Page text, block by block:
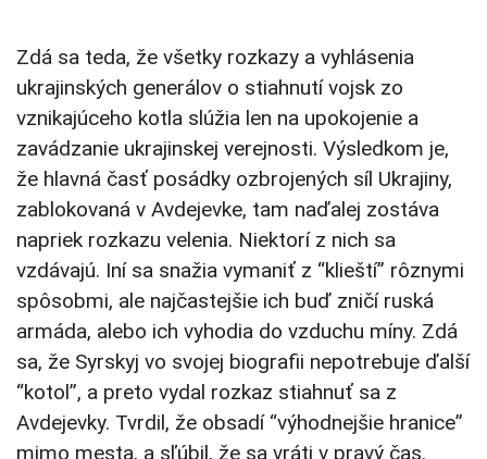
Zdá sa teda, že všetky rozkazy a vyhlásenia
ukrajinských generálov o stiahnutí vojsk zo
vznikajúceho kotla slúžia len na upokojenie a
zavádzanie ukrajinskej verejnosti. Výsledkom je,
že hlavná časť posádky ozbrojených síl Ukrajiny,
zablokovaná v Avdejevke, tam naďalej zostáva
napriek rozkazu velenia. Niektorí z nich sa
vzdávajú. Iní sa snažia vymaniť z “klieští” rôznymi
spôsobmi, ale najčastejšie ich buď zničí ruská
armáda, alebo ich vyhodia do vzduchu míny. Zdá
sa, že Syrskyj vo svojej biografii nepotrebuje ďalší
“kotol”, a preto vydal rozkaz stiahnuť sa z
Avdejevky. Tvrdil, že obsadí “výhodnejšie hranice”
mimo mesta, a sľúbil, že sa vráti v pravý čas.